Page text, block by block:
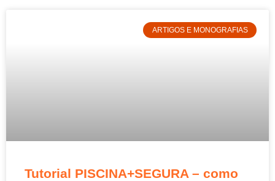
ARTIGOS E MONOGRAFIAS
Tutorial PISCINA+SEGURA – como